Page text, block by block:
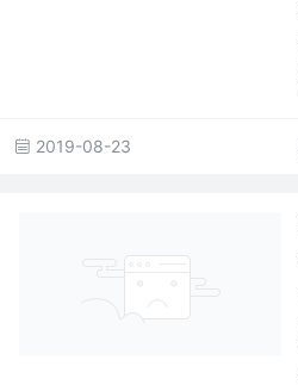
2019-08-23